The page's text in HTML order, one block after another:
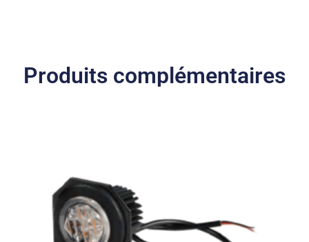
Produits complémentaires